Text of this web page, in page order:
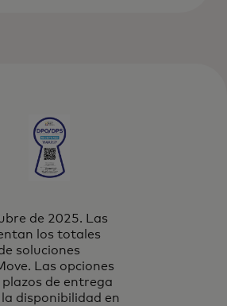
de 2025. Las
los totales
soluciones
Las opciones
plazos de entrega
disponibilidad en